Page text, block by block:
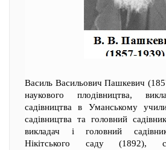
Василь Васильович Пашкевич
наукового плодівництва,
садівництва в Уманському
садівництва та головний
викладач і головний
Нікітського саду (1892),